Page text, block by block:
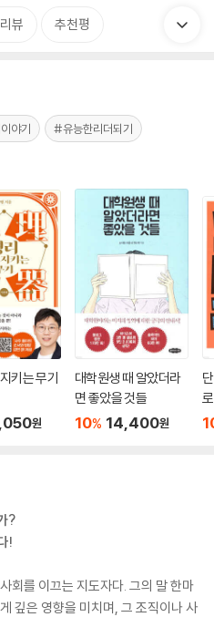
뷰 추천평
야기 #유능한리더되기
키는 무기
원
대학원생 때 알았더라
면 좋았을 것들
10% 14,400원
?
!
회를 이끄는 지도자다. 그의 말 한마
깊은 영향을 미치며, 그 조직이나 사